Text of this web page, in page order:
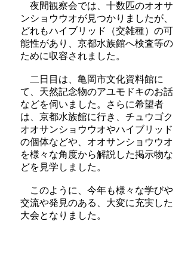
夜間観察会では、十数匹のオオサ
ンショウウオが見つかりましたが、
どれもハイブリッド（交雑種）の可
能性があり、京都水族館へ検査等の
ために収容されました。
二日目は、亀岡市文化資料館に
て、天然記念物のアユモドキのお話
などを伺いました。
さらに希望者
は、京都水族館に行き、チュウゴク
オオサンショウウオやハイブリッド
の個体などや、オオサンショウウオ
を様々な角度から解説した掲示物な
どを見学しました。
このように、今年も様々な学びや
交流や発見のある、大変に充実した
大会となりました。